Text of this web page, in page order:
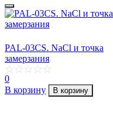
PAL-03CS. NaCl и точка
замерзания
0
В корзину
В корзину